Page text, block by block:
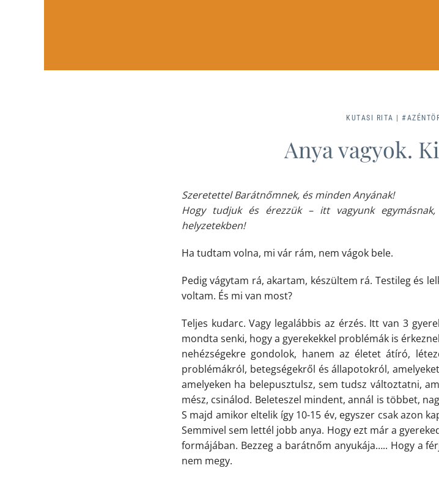
KUTASI RITA |
Anya vagyok.
Szeretettel Barátnőmnek, és minden Anyának!
Hogy tudjuk és érezzük – itt vagyunk
helyzetekben!
Ha tudtam volna, mi vár rám, nem vágok bele.
Pedig vágytam rá, akartam, készültem rá. Testileg és
voltam. És mi van most?
Teljes kudarc. Vagy legalábbis az érzés. Itt van 3
mondta senki, hogy a gyerekekkel problémák is
nehézségekre gondolok, hanem az életet átíró,
problémákról, betegségekről és állapotokról,
amelyeken ha belepusztulsz, sem tudsz változtatni,
mész, csinálod. Beleteszel mindent, annál is többet,
S majd amikor eltelik így 10-15 év, egyszer csak azon
Semmivel sem lettél jobb anya. Hogy ezt már a
formájában. Bezzeg a barátnőm anyukája….. Hogy a
nem megy.